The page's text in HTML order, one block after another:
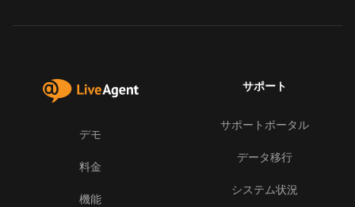
デモ
料金
機能
サポート
サポートポータル
データ移行
システム状況